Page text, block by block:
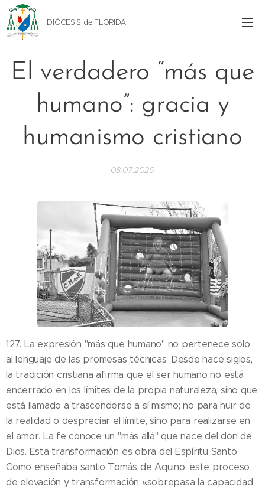
DIÓCESIS de FLORIDA
El verdadero “más que
humano”: gracia y
humanismo cristiano
08.07.2026
127. La expresión "más que humano" no pertenece sólo
al lenguaje de las promesas técnicas. Desde hace siglos,
la tradición cristiana afirma que el ser humano no está
encerrado en los límites de la propia naturaleza, sino que
está llamado a trascenderse a sí mismo; no para huir de
la realidad o despreciar el límite, sino para realizarse en
el amor. La fe conoce un "más allá" que nace del don de
Dios. Esta transformación es obra del Espíritu Santo.
Como enseñaba santo Tomás de Aquino, este proceso
de elevación y transformación «sobrepasa la capacidad